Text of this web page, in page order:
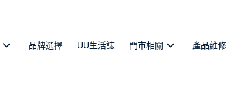
品牌選擇 UU生活誌 門市相關 產品維修